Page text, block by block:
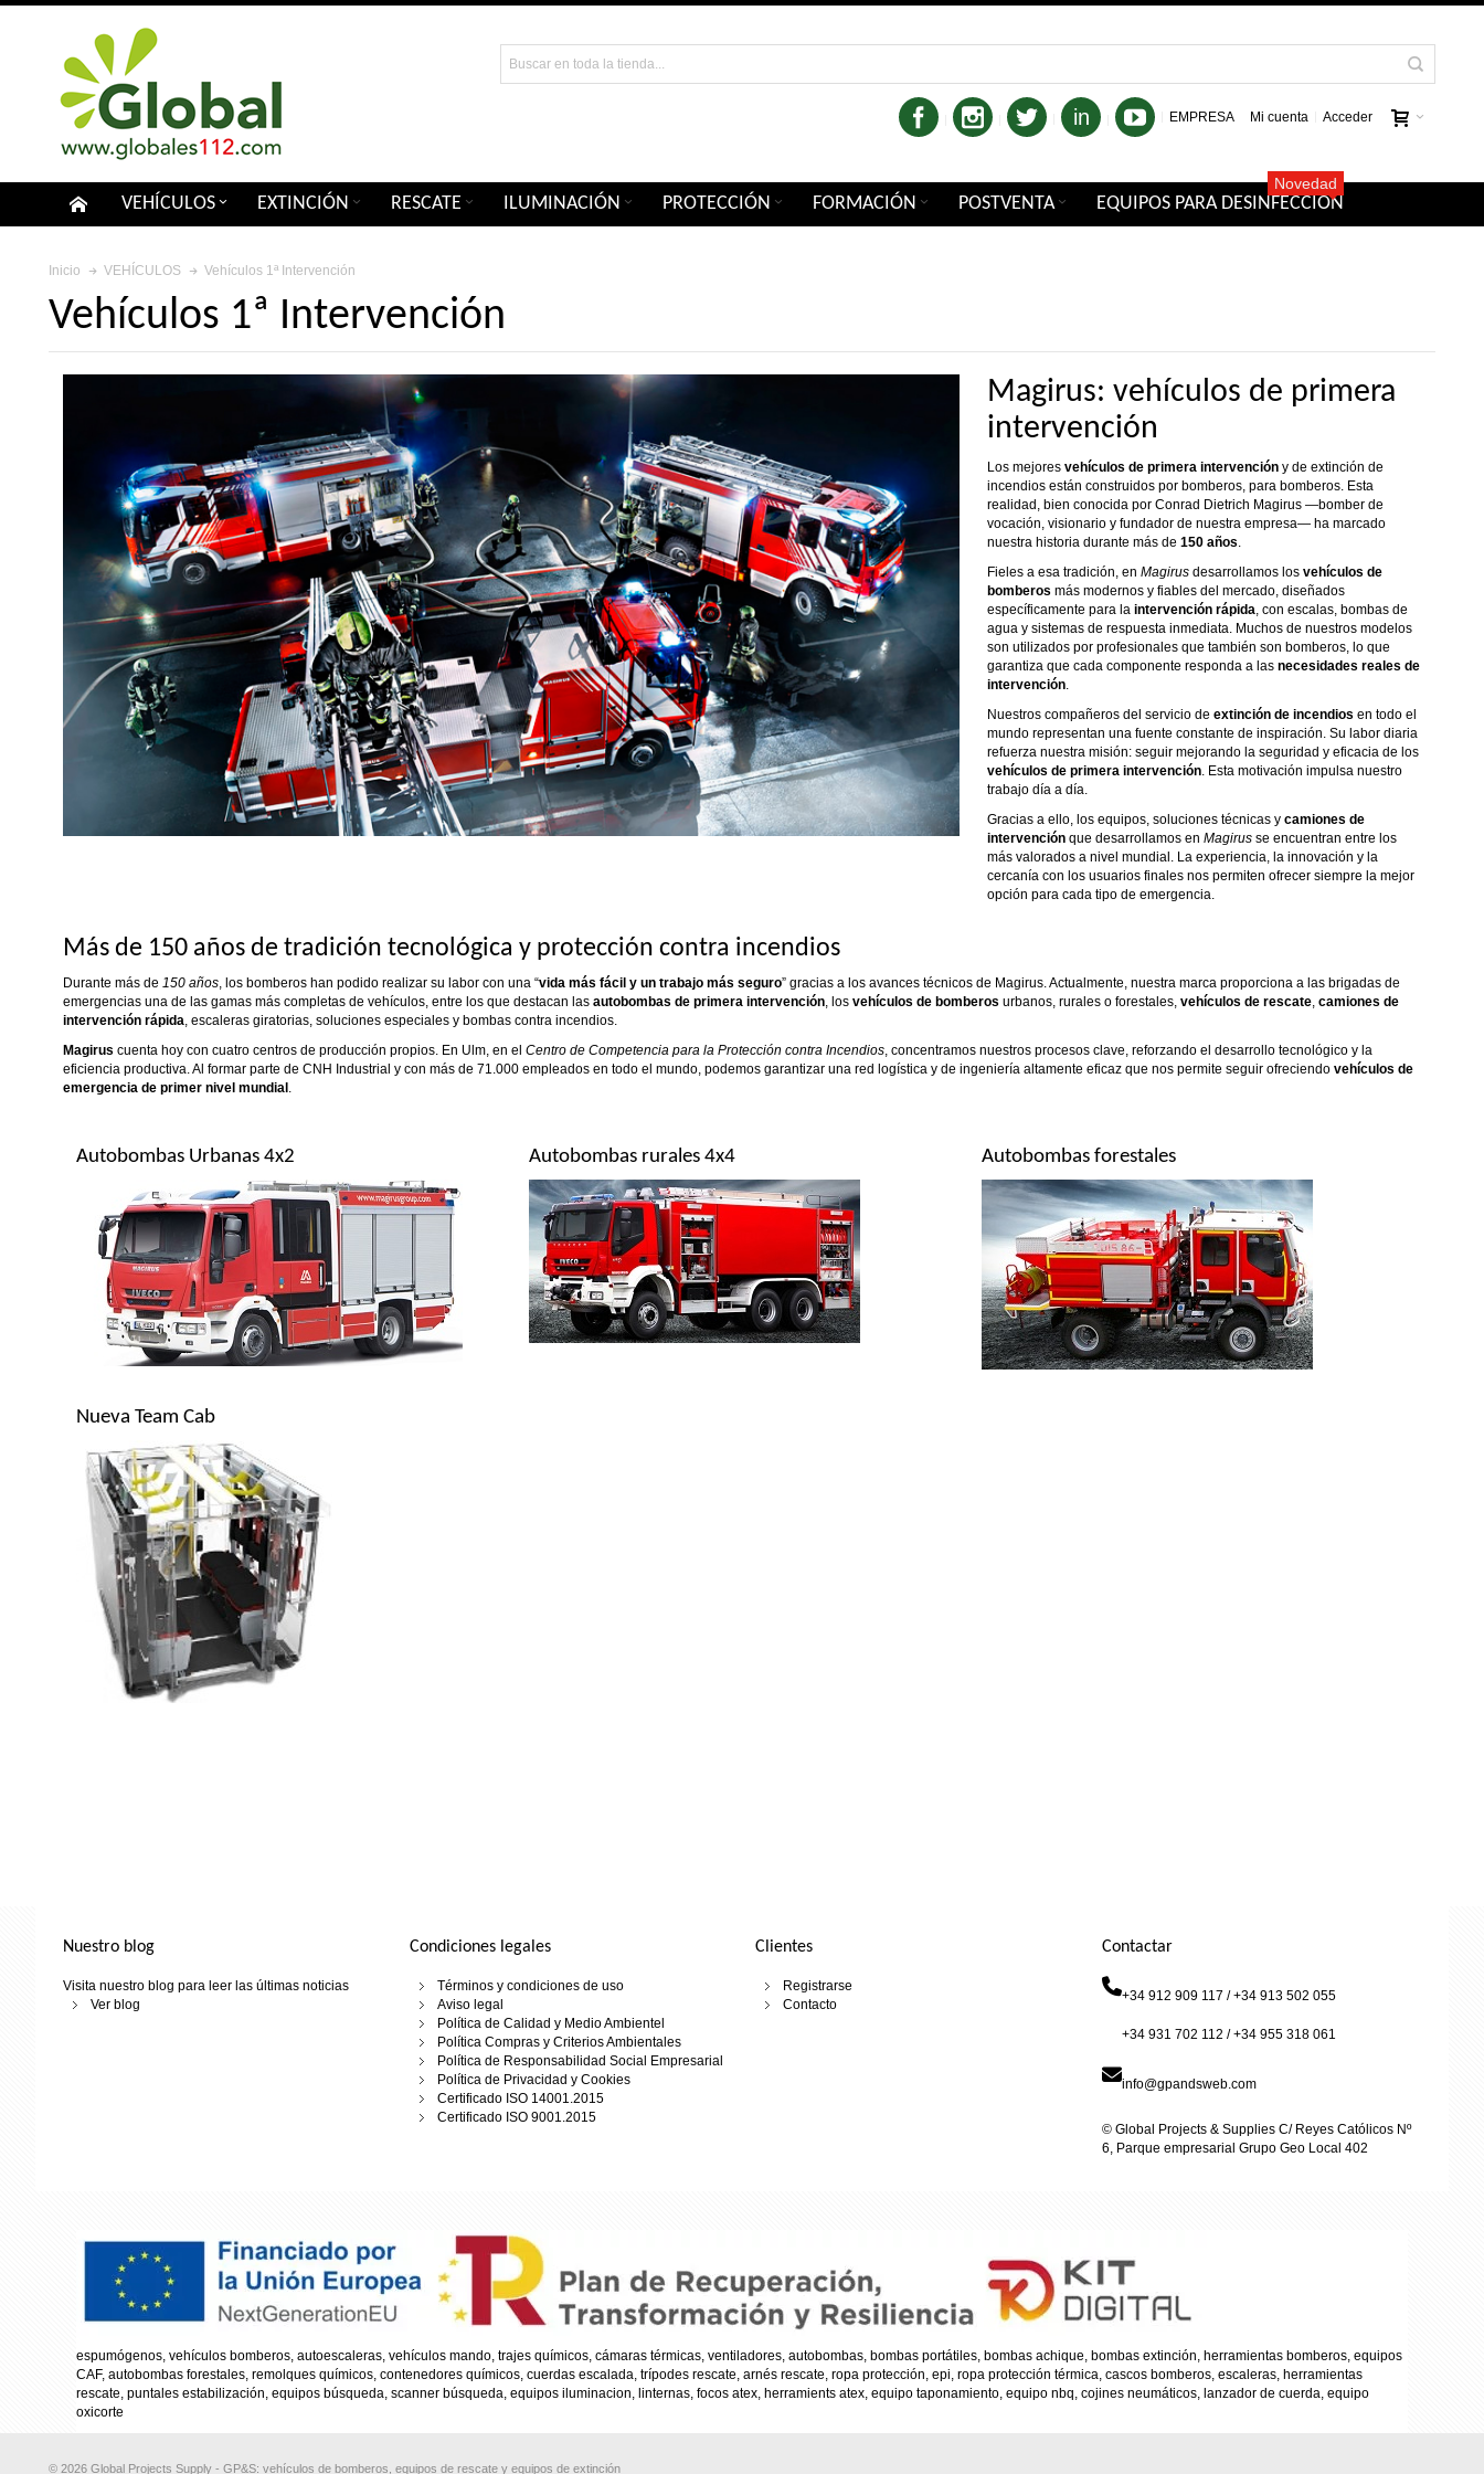
Mi cuenta Acceder
in EMPRESA
VEHÍCULOS EXTINCIÓN RESCATE ILUMINACIÓN PROTECCIÓN FORMACIÓN POSTVENTA EQUIPOS PARA DESINFECCIÓN
Novedad
Inicio VEHÍCULOS Vehículos 1ª Intervención
Vehículos 1ª Intervención
Magirus: vehículos de primera
intervención
Los mejores vehículos de primera intervencióny de extinción de
incendios están construidos por bomberos, para bomberos. Esta
realidad, bien conocida por Conrad Dietrich Magirus —bomber de
vocación, visionario y fundador de nuestra empresa— ha marcado
nuestra historia durante más de 150 años
Fieles a esa tradición, en Magirusdesarrollamos los vehículos de
bomberos más modernos y fiables del mercado, diseñados
específicamente para la intervención rápida , con escalas, bombas de
agua y sistemas de respuesta inmediata. Muchos de nuestros modelos
son utilizados por profesionales que también son bomberos, lo que
garantiza que cada componente responda a las necesidades reales de
intervención.
Nuestros compañeros del servicio de extinción de incendios en todo el
mundo representan una fuente constante de inspiración. Su labor diaria
refuerza nuestra misión: seguir mejorando la seguridad y eficacia de los
vehículos de primera intervención. Esta motivación impulsa nuestro
trabajo día a día.
Gracias a ello, los equipos, soluciones técnicas y camiones de
intervenciónque desarrollamos en Magirusse encuentran entre los
más valorados a nivel mundial. La experiencia, la innovación y la
cercanía con los usuarios finales nos permiten ofrecer siempre la mejor
opción para cada tipo de emergencia.
Más de 150 años de tradición tecnológica y protección contra incendios
Durante más de 150 años, los bomberos han podido realizar su labor con una “vida más fácil y un trabajo más seguro” gracias a los avances técnicos de Magirus. Actualmente, nuestra marca proporciona a las brigadas de
emergencias una de las gamas más completas de vehículos, entre los que destacan las autobombas de primera intervención, los vehículos de bomberos urbanos, rurales o forestales, vehículos de rescate, camiones de
intervención rápida , escaleras giratorias, soluciones especiales y bombas contra incendios.
Magirus cuenta hoy con cuatro centros de producción propios. En Ulm, en el Centro de Competencia para la Protección contra Incendios, concentramos nuestros procesos clave, reforzando el desarrollo tecnológico y la
eficiencia productiva. Al formar parte de CNH Industrial y con más de 71.000 empleados en todo el mundo, podemos garantizar una red logística y de ingeniería altamente eficaz que nos permite seguir ofreciendo vehículos de
emergencia de primer nivel mundial.
Autobombas Urbanas 4x2 Autobombas rurales 4x4 Autobombas forestales
Nueva Team Cab
Nuestro blog
Visita nuestro blog para leer las últimas noticias
Ver blog
Condiciones legales
Términos y condiciones de uso
Aviso legal
Política de Calidad y Medio Ambientel
Política Compras y Criterios Ambientales
Política de Responsabilidad Social Empresarial
Política de Privacidad y Cookies
Certificado ISO 14001.2015
Certificado ISO 9001.2015
Clientes
Registrarse
Contacto
Contactar
+34 912 909 117 / +34 913 502 055
+34 931 702 112 / +34 955 318 061
info@gpandsweb.com
© Global Projects & Supplies C/ Reyes Católicos Nº
6, Parque empresarial Grupo Geo Local 402
espumógenos, vehículos bomberos, autoescaleras, vehículos mando, trajes químicos, cámaras térmicas, ventiladores, autobombas, bombas portátiles, bombas achique, bombas extinción, herramientas bomberos, equipos
CAF, autobombas forestales, remolques químicos, contenedores químicos, cuerdas escalada, trípodes rescate, arnés rescate, ropa protección, epi, ropa protección térmica, cascos bomberos, escaleras, herramientas
rescate, puntales estabilización, equipos búsqueda, scanner búsqueda, equipos iluminacion, linternas, focos atex, herramients atex, equipo taponamiento, equipo nbq, cojines neumáticos, lanzador de cuerda, equipo
oxicorte
© 2026 Global Projects Supply - GP&S: vehículos de bomberos, equipos de rescate y equipos de extinción